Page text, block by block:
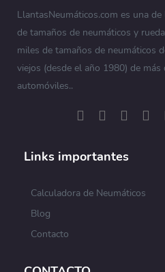
LlantasNeumáticos.com es una
de tamaños de neumáticos y
miles de tamaños de neumáticos
viejos (desde el año 1980) de
automóviles..
Links importantes
Calculadora de Neumáticos
Blog
Contacto